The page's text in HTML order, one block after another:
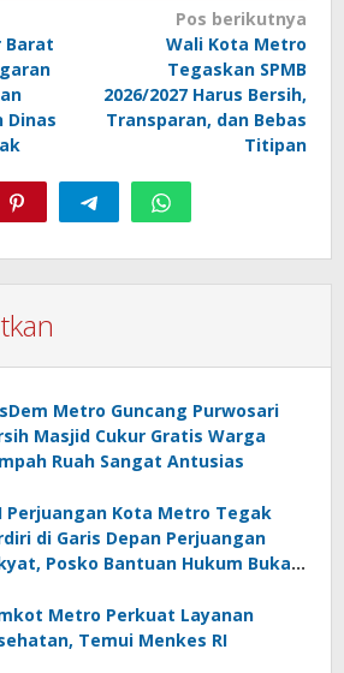
Barat
Dinas
Pos berikutnya
Wali Kota Metro
Tegaskan SPMB
2026/2027 Harus Bersih,
Transparan, dan Bebas
Titipan
Metro Guncang Purwosari
Masjid Cukur Gratis Warga
Ruah Sangat Antusias
Perjuangan Kota Metro Tegak
di Garis Depan Perjuangan
Posko Bantuan Hukum Buka
Metro Perkuat Layanan
Temui Menkes RI